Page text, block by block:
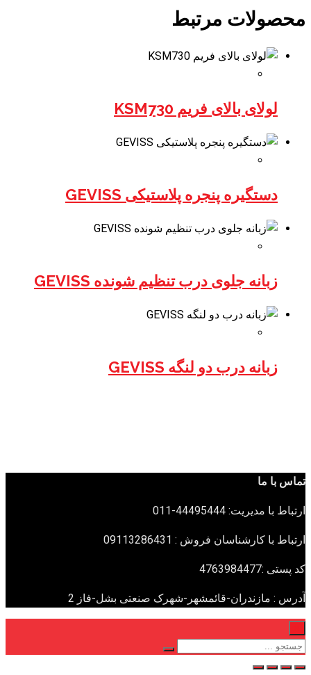
محصولات مرتبط
لولای بالای فریم KSM730
دستگیره پنجره پلاستیکی GEVISS
زبانه جلوی درب تنظیم شونده GEVISS
زبانه درب دو لنگه GEVISS
تماس با ما
ارتباط با مدیریت: 44495444-011
ارتباط با کارشناسان فروش : 09113286431
کد پستی :4763984477
آدرس : مازندران-قائمشهر-شهرک صنعتی بشل-فاز 2